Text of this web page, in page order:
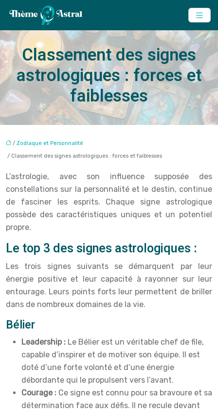
Classement des signes
astrologiques : forces et
faiblesses
/ Zodiaque et Personnalité
/ Classement des signes astrologiques : forces et faiblesses
L’astrologie, avec son influence supposée des
constellations sur la personnalité et le destin, continue
de fasciner les esprits. Chaque signe astrologique
possède des caractéristiques uniques et un potentiel
propre.
Le top 3 des signes astrologiques :
Les trois signes suivants se démarquent par leur
énergie positive et leur capacité à rayonner sur leur
entourage. Leurs points forts leur permettent de briller
dans de nombreux domaines de la vie.
Bélier
Leadership : Le Bélier est un véritable chef de file,
capable d’inspirer et de motiver son équipe. Il est
doté d’une forte volonté et d’une énergie
débordante qui le propulsent vers l’avant.
Courage : Ce signe est connu pour sa bravoure et sa
détermination face aux défis. Il ne recule devant